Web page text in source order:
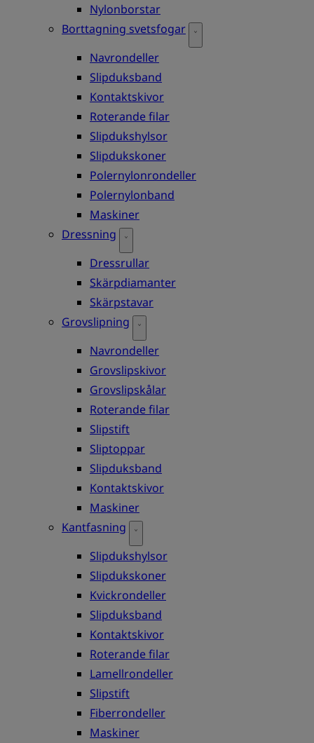
Nylonborstar
Borttagning svetsfogar
Navrondeller
Slipduksband
Kontaktskivor
Roterande filar
Slipdukshylsor
Slipdukskoner
Polernylonrondeller
Polernylonband
Maskiner
Dressning
Dressrullar
Skärpdiamanter
Skärpstavar
Grovslipning
Navrondeller
Grovslipskivor
Grovslipskålar
Roterande filar
Slipstift
Sliptoppar
Slipduksband
Kontaktskivor
Maskiner
Kantfasning
Slipdukshylsor
Slipdukskoner
Kvickrondeller
Slipduksband
Kontaktskivor
Roterande filar
Lamellrondeller
Slipstift
Fiberrondeller
Maskiner